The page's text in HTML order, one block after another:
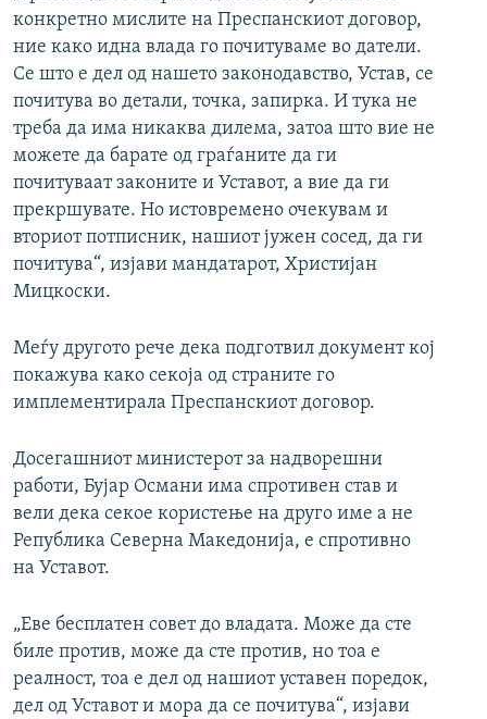
конкретно мислите на Преспанскиот договор,
ние како идна влада го почитуваме во датели.
Се што е дел од нашето законодавство, Устав, се
почитува во детали, точка, запирка. И тука не
треба да има никаква дилема, затоа што вие не
можете да барате од граѓаните да ги
почитуваат законите и Уставот, а вие да ги
прекршувате. Но истовремено очекувам и
вториот потписник, нашиот јужен сосед, да ги
почитува“, изјави мандатарот, Христијан
Мицкоски.
Меѓу другото рече дека подготвил документ кој
покажува како секоја од страните го
имплементирала Преспанскиот договор.
Досегашниот министерот за надворешни
работи, Бујар Османи има спротивен став и
вели дека секое користење на друго име а не
Република Северна Македонија, е спротивно
на Уставот.
„Еве бесплатен совет до владата. Може да сте
биле против, може да сте против, но тоа е
реалност, тоа е дел од нашиот уставен поредок,
дел од Уставот и мора да се почитува“, изјави